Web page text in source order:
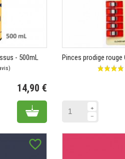
- 500mL
14,90 €
Add to cart
Pinces prodige rouge
favorite_border